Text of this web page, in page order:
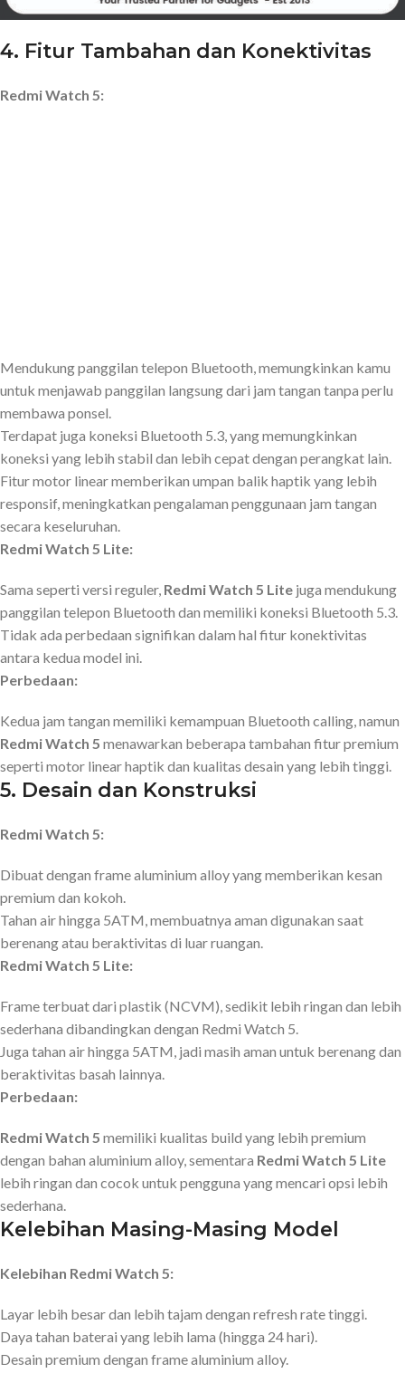
4. Fitur Tambahan dan Konektivitas
Redmi Watch 5:
Mendukung panggilan telepon Bluetooth, memungkinkan kamu
untuk menjawab panggilan langsung dari jam tangan tanpa perlu
membawa ponsel.
Terdapat juga koneksi Bluetooth 5.3, yang memungkinkan
koneksi yang lebih stabil dan lebih cepat dengan perangkat lain.
Fitur motor linear memberikan umpan balik haptik yang lebih
responsif, meningkatkan pengalaman penggunaan jam tangan
secara keseluruhan.
Redmi Watch 5 Lite:
Sama seperti versi reguler, Redmi Watch 5 Lite juga mendukung
panggilan telepon Bluetooth dan memiliki koneksi Bluetooth 5.3.
Tidak ada perbedaan signifikan dalam hal fitur konektivitas
antara kedua model ini.
Perbedaan:
Kedua jam tangan memiliki kemampuan Bluetooth calling, namun
Redmi Watch 5 menawarkan beberapa tambahan fitur premium
seperti motor linear haptik dan kualitas desain yang lebih tinggi.
5. Desain dan Konstruksi
Redmi Watch 5:
Dibuat dengan frame aluminium alloy yang memberikan kesan
premium dan kokoh.
Tahan air hingga 5ATM, membuatnya aman digunakan saat
berenang atau beraktivitas di luar ruangan.
Redmi Watch 5 Lite:
Frame terbuat dari plastik (NCVM), sedikit lebih ringan dan lebih
sederhana dibandingkan dengan Redmi Watch 5.
Juga tahan air hingga 5ATM, jadi masih aman untuk berenang dan
beraktivitas basah lainnya.
Perbedaan:
Redmi Watch 5 memiliki kualitas build yang lebih premium
dengan bahan aluminium alloy, sementara Redmi Watch 5 Lite
lebih ringan dan cocok untuk pengguna yang mencari opsi lebih
sederhana.
Kelebihan Masing-Masing Model
Kelebihan Redmi Watch 5:
Layar lebih besar dan lebih tajam dengan refresh rate tinggi.
Daya tahan baterai yang lebih lama (hingga 24 hari).
Desain premium dengan frame aluminium alloy.